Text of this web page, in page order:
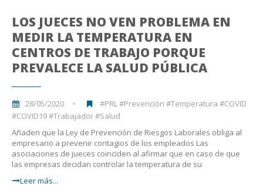
LOS JUECES NO VEN PROBLEMA EN
MEDIR LA TEMPERATURA EN
CENTROS DE TRABAJO PORQUE
PREVALECE LA SALUD PÚBLICA
28/05/2020
#PRL #Prevención #Temperatura #COVID
#COVID19 #Trabajador #Salud
Añaden que la Ley de Prevención de Riesgos Laborales obliga al
empresario a prevenir contagios de los empleados Las
asociaciones de jueces coinciden al afirmar que en caso de que
las empresas decidan controlar la temperatura de su
Leer más...